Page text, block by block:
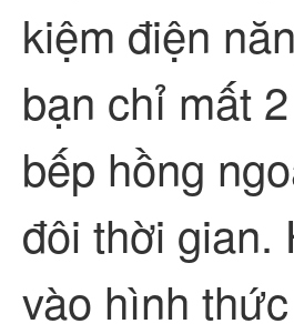
kiệm điện
bạn chỉ mất
bếp hồng
đôi thời gian.
vào hình